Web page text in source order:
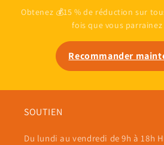
Obtenez 💰15 % de réduction sur
fois que vous
Recommander
SOUTIEN
Du lundi au vendredi de 9h à 18h